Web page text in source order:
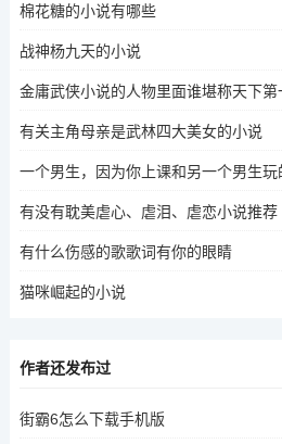
棉花糖的小说有哪些
战神杨九天的小说
金庸武侠小说的人物里面谁堪称天下第
有关主角母亲是武林四大美女的小说
有没有耽美虐心、虐泪、虐恋小说推荐
有什么伤感的歌歌词有你的眼睛
猫咪崛起的小说
作者还发布过
街霸6怎么下载手机版